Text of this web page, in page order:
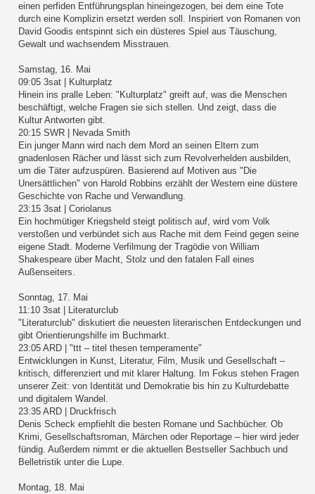
einen perfiden Entführungsplan hineingezogen, bei dem eine Tote
durch eine Komplizin ersetzt werden soll. Inspiriert von Romanen von
David Goodis entspinnt sich ein düsteres Spiel aus Täuschung,
Gewalt und wachsendem Misstrauen.
Samstag, 16. Mai
09:05 3sat | Kulturplatz
Hinein ins pralle Leben: "Kulturplatz" greift auf, was die Menschen
beschäftigt, welche Fragen sie sich stellen. Und zeigt, dass die
Kultur Antworten gibt.
20:15 SWR | Nevada Smith
Ein junger Mann wird nach dem Mord an seinen Eltern zum
gnadenlosen Rächer und lässt sich zum Revolverhelden ausbilden,
um die Täter aufzuspüren. Basierend auf Motiven aus "Die
Unersättlichen" von Harold Robbins erzählt der Western eine düstere
Geschichte von Rache und Verwandlung.
23:15 3sat | Coriolanus
Ein hochmütiger Kriegsheld steigt politisch auf, wird vom Volk
verstoßen und verbündet sich aus Rache mit dem Feind gegen seine
eigene Stadt. Moderne Verfilmung der Tragödie von William
Shakespeare über Macht, Stolz und den fatalen Fall eines
Außenseiters.
Sonntag, 17. Mai
11:10 3sat | Literaturclub
"Literaturclub" diskutiert die neuesten literarischen Entdeckungen und
gibt Orientierungshilfe im Buchmarkt.
23:05 ARD | "ttt – titel thesen temperamente"
Entwicklungen in Kunst, Literatur, Film, Musik und Gesellschaft –
kritisch, differenziert und mit klarer Haltung. Im Fokus stehen Fragen
unserer Zeit: von Identität und Demokratie bis hin zu Kulturdebatte
und digitalem Wandel.
23:35 ARD | Druckfrisch
Denis Scheck empfiehlt die besten Romane und Sachbücher. Ob
Krimi, Gesellschaftsroman, Märchen oder Reportage – hier wird jeder
fündig. Außerdem nimmt er die aktuellen Bestseller Sachbuch und
Belletristik unter die Lupe.
Montag, 18. Mai